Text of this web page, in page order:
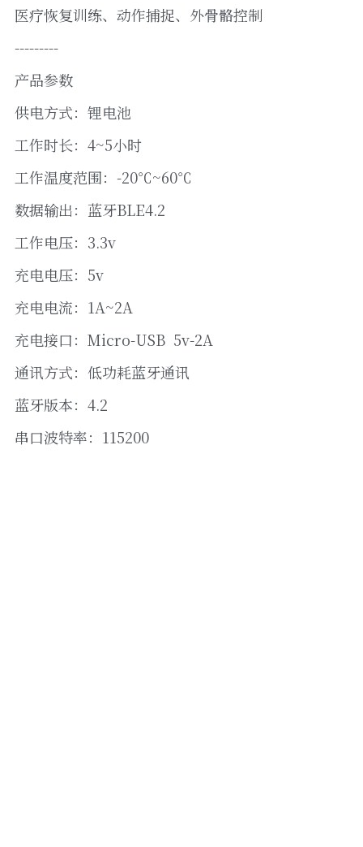
医疗恢复训练、动作捕捉、外骨骼控制
---------
产品参数
供电方式：锂电池
工作时长：4~5小时
工作温度范围：-20℃~60℃
数据输出：蓝牙BLE4.2
工作电压：3.3v
充电电压：5v
充电电流：1A~2A
充电接口：Micro-USB  5v-2A
通讯方式：低功耗蓝牙通讯
蓝牙版本：4.2
串口波特率：115200